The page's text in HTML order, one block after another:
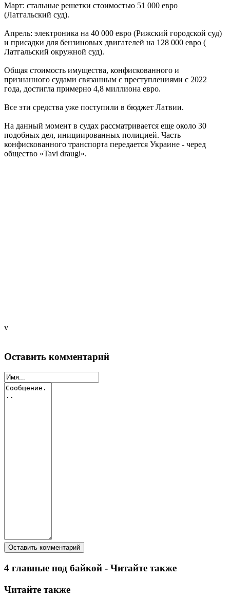
Март: стальные решетки стоимостью 51 000 евро
(Латгальский суд).
Апрель: электроника на 40 000 евро (Рижский городской суд)
и присадки для бензиновых двигателей на 128 000 евро (
Латгальский окружной суд).
Общая стоимость имущества, конфискованного и
признанного судами связанным с преступлениями с 2022
года, достигла примерно 4,8 миллиона евро.
Все эти средства уже поступили в бюджет Латвии.
На данный момент в судах рассматривается еще около 30
подобных дел, инициированных полицией. Часть
конфискованного транспорта передается Украине - черед
общество «Tavi draugi».
v
Оставить комментарий
4 главные под байкой - Читайте также
Читайте также